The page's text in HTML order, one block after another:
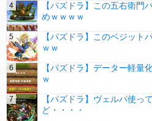
【パズドラ】この五右衛門
めｗｗｗｗ
【パズドラ】このベジット
ｗｗ
【パズドラ】データー軽量
ｗ
【パズドラ】ヴェルパ使っ
ど・・・・